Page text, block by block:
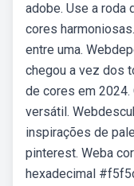
adobe. Use a roda
cores
entre uma.
chegou a vez dos
de cores em 2024.
versátil.
inspirações de
pinterest. Weba
hexadecimal